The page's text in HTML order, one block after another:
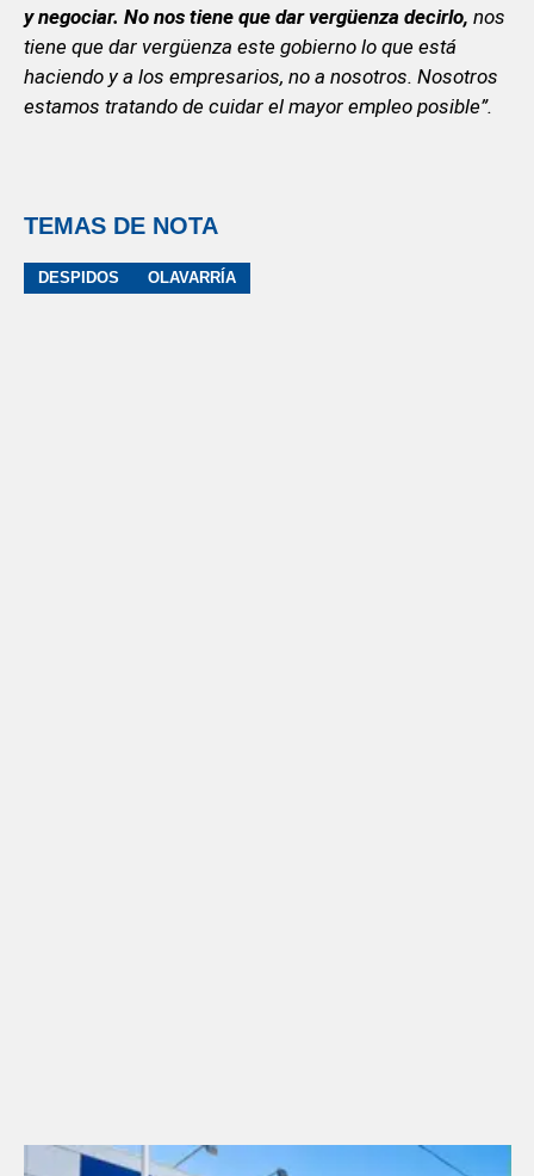
y negociar. No nos tiene que dar vergüenza decirlo, nos
tiene que dar vergüenza este gobierno lo que está
haciendo y a los empresarios, no a nosotros. Nosotros
estamos tratando de cuidar el mayor empleo posible”.
TEMAS DE NOTA
DESPIDOS OLAVARRÍA